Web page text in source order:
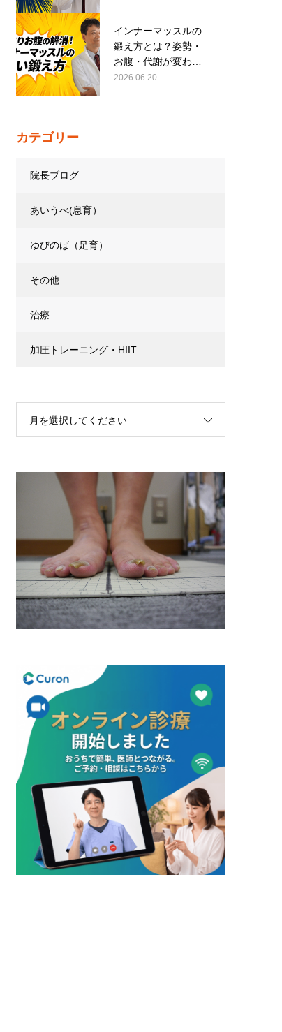
インナーマッスルの
鍛え方とは？姿勢・
お腹・代謝が変わる
トレーニング…
2026.06.20
カテゴリー
院長ブログ
あいうべ(息育）
ゆびのば（足育）
その他
治療
加圧トレーニング・HIIT
月を選択してください